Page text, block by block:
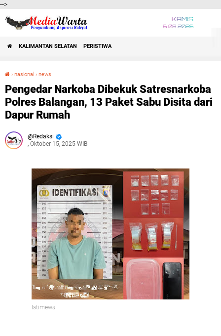
-->
KAMIS
6 08 2026
KALIMANTAN SELATAN PERISTIWA
› nasional › news
Pengedar Narkoba Dibekuk Satresnarkoba
Polres Balangan, 13 Paket Sabu Disita dari
Dapur Rumah
Redaksi
, Oktober 15, 2025 WIB
Istimewa